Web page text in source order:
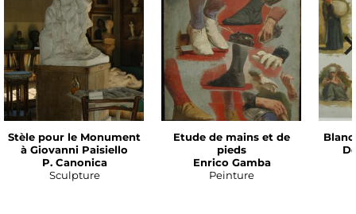
Stèle pour le Monument
à Giovanni Paisiello
P. Canonica
Sculpture
Etude de mains et de
pieds
Enrico Gamba
Peinture